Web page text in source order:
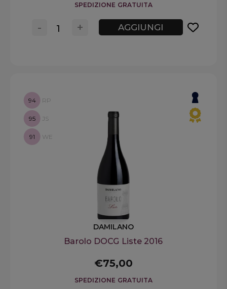
SPEDIZIONE GRATUITA
+
- AGGIUNGI
94 RP
95 JS
91 WE
DAMILANO
Barolo DOCG Liste 2016
€75,00
SPEDIZIONE GRATUITA